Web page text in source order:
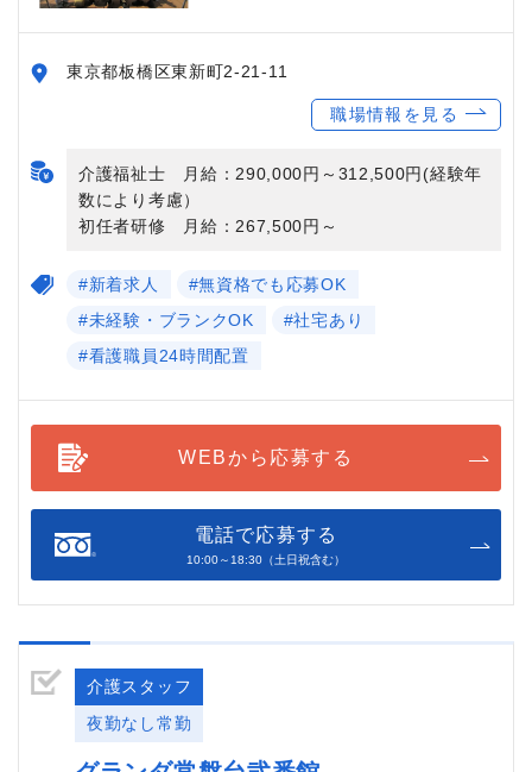
東京都板橋区東新町2-21-11
職場情報を見る
介護福祉士 月給：290,000円～312,500円(経験年
数により考慮）
初任者研修 月給：267,500円～
#新着求人
#無資格でも応募OK
#未経験・ブランクOK
#社宅あり
#看護職員24時間配置
WEBから応募する
電話で応募する
10:00～18:30（土日祝含む）
介護スタッフ
夜勤なし常勤